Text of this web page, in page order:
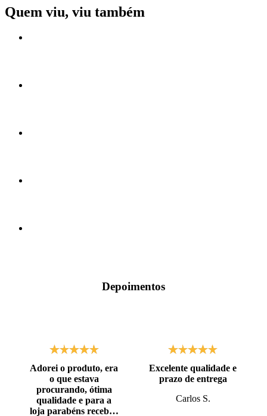
Quem viu, viu também
Depoimentos
Adorei o produto, era
o que estava
procurando, ótima
qualidade e para a
loja parabéns recebi o
Excelente qualidade e
prazo de entrega
Carlos S.